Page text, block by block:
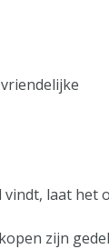
laat het
zijn